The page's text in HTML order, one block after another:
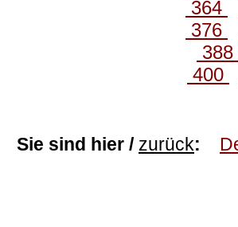
364
376
388
400
Sie sind hier / zurück: